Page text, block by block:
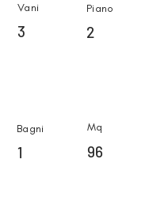
Vani
3
Piano
2
Bagni
1
Mq
96